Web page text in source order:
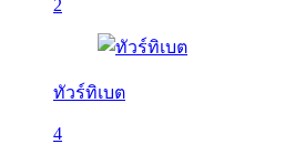
2
ทัวร์ทิเบต
4